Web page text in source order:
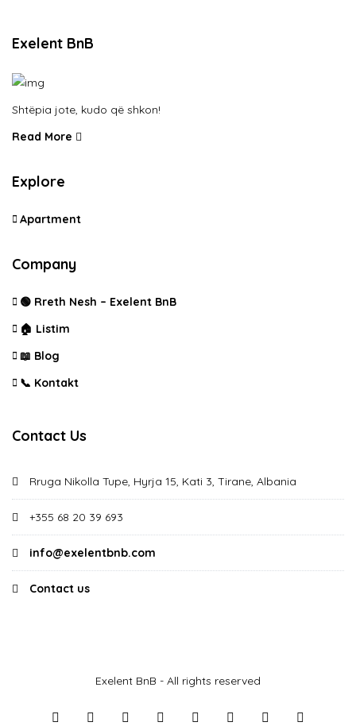
Exelent BnB
Shtëpia jote, kudo që shkon!
Read More
Explore
Apartment
Company
🟢 Rreth Nesh – Exelent BnB
🏠 Listim
📖 Blog
📞 Kontakt
Contact Us
Rruga Nikolla Tupe, Hyrja 15, Kati 3, Tirane, Albania
+355 68 20 39 693
info@exelentbnb.com
Contact us
Exelent BnB - All rights reserved